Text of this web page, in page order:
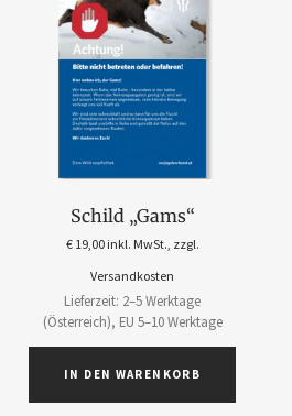
Schild „Gams“
€19,00 inkl. MwSt., zzgl.
Versandkosten
Lieferzeit: 2–5 Werktage
(Österreich), EU 5–10 Werktage
IN DEN WARENKORB